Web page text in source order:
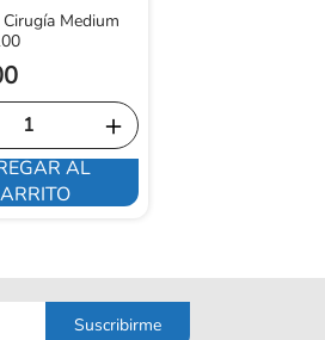
Medium
＋
AL
Suscribirme